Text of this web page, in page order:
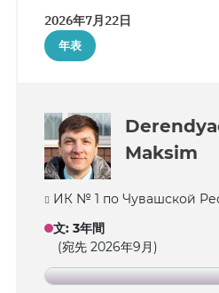
に受け取りました。男性た
そのうち一人が驚いて「他
さん手紙が渡されているの
だ」と告げられました。 5
の長時間の面会を果たしま
2026年7月22日
年表
Maksim
ИК № 1 по Чувашской
文: 3年間
(宛先 2026年9月)